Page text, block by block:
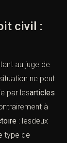
civil :
au juge de
ne peut
par lesarticles
à
: lesdeux
type de